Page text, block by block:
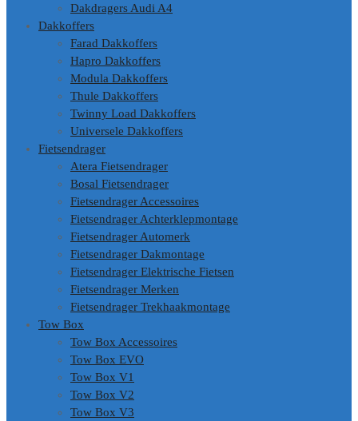
Dakdragers Audi A4
Dakkoffers
Farad Dakkoffers
Hapro Dakkoffers
Modula Dakkoffers
Thule Dakkoffers
Twinny Load Dakkoffers
Universele Dakkoffers
Fietsendrager
Atera Fietsendrager
Bosal Fietsendrager
Fietsendrager Accessoires
Fietsendrager Achterklepmontage
Fietsendrager Automerk
Fietsendrager Dakmontage
Fietsendrager Elektrische Fietsen
Fietsendrager Merken
Fietsendrager Trekhaakmontage
Tow Box
Tow Box Accessoires
Tow Box EVO
Tow Box V1
Tow Box V2
Tow Box V3